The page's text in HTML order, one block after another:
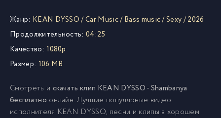
Жанр: KEAN DYSSO/Car Music/ Bass music/Sexy/2026
Продолжительность: 04:25
Качество: 1080p
Размер: 106 MB
Смотреть и скачать клип KEAN DYSSO - Shambanya
бесплатно онлайн. Лучшие популярные видео
исполнителя KEAN DYSSO, песни и клипы в хорошем